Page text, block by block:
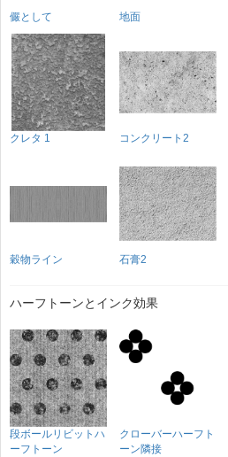
儼として 地面
クレタ 1 コンクリート2
穀物ライン 石膏2
ハーフトーンとインク効果
段ボールリビットハ
ーフトーン
クローバーハーフト
ーン隣接